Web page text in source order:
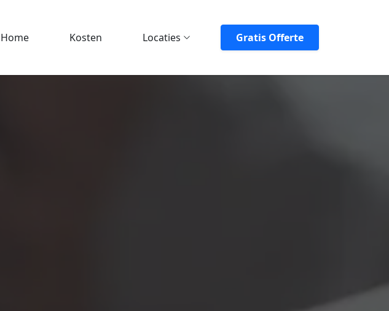
Home Kosten Locaties Gratis Offerte